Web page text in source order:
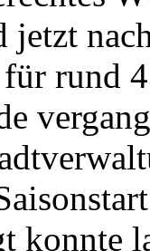
jetzt
rund
konnte